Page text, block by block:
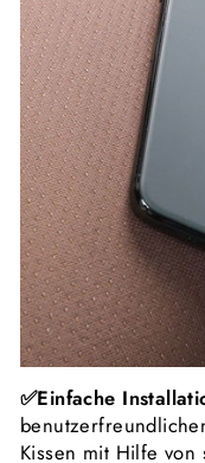
✅Einfache
Kissen mit Hilfe